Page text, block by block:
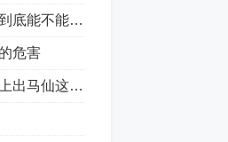
能不能行？
危害
仙这条路吗？